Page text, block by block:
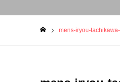
mens-iryou-